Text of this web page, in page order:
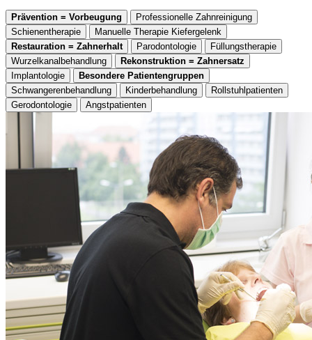
Prävention = Vorbeugung
Professionelle Zahnreinigung
Schienentherapie
Manuelle Therapie Kiefergelenk
Restauration = Zahnerhalt
Parodontologie
Füllungstherapie
Wurzelkanalbehandlung
Rekonstruktion = Zahnersatz
Implantologie
Besondere Patientengruppen
Schwangerenbehandlung
Kinderbehandlung
Rollstuhlpatienten
Gerodontologie
Angstpatienten